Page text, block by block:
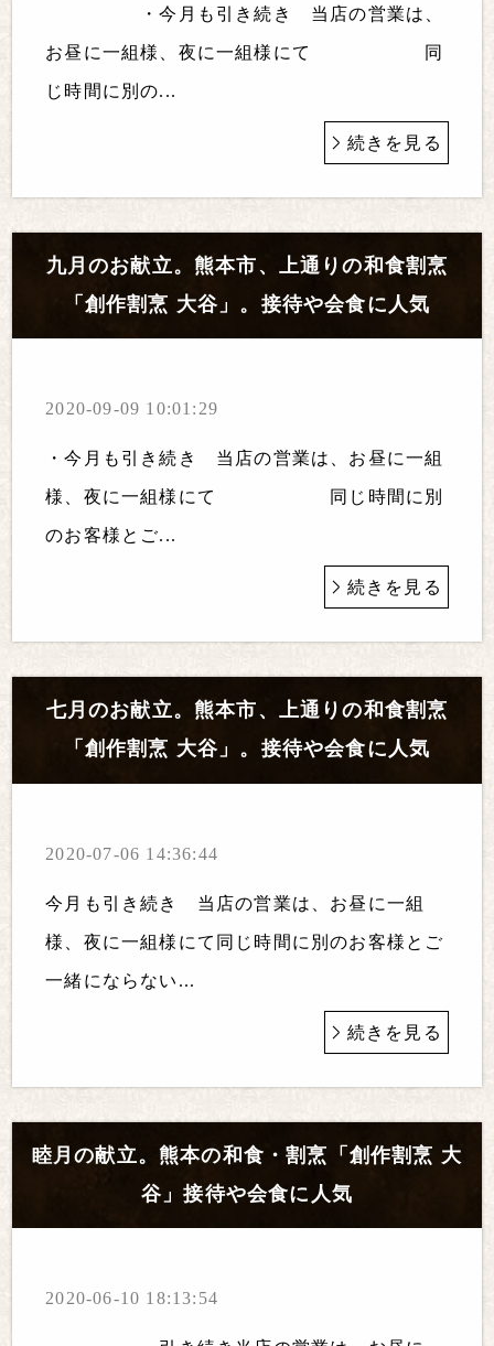
・今月も引き続き 当店の営業は、
お昼に一組様、夜に一組様にて 同
じ時間に別の...
続きを見る
九月のお献立。熊本市、上通りの和食割烹
「創作割烹 大谷」。接待や会食に人気
2020-09-09 10:01:29
・今月も引き続き 当店の営業は、お昼に一組
様、夜に一組様にて 同じ時間に別
のお客様とご...
続きを見る
七月のお献立。熊本市、上通りの和食割烹
「創作割烹 大谷」。接待や会食に人気
2020-07-06 14:36:44
今月も引き続き 当店の営業は、お昼に一組
様、夜に一組様にて同じ時間に別のお客様とご
一緒にならない...
続きを見る
睦月の献立。熊本の和食・割烹「創作割烹 大
谷」接待や会食に人気
2020-06-10 18:13:54